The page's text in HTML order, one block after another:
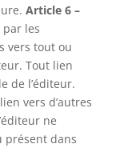
Article 6 –
par les
vers tout ou
Tout lien
de l’éditeur.
vers d’autres
ne
présent dans